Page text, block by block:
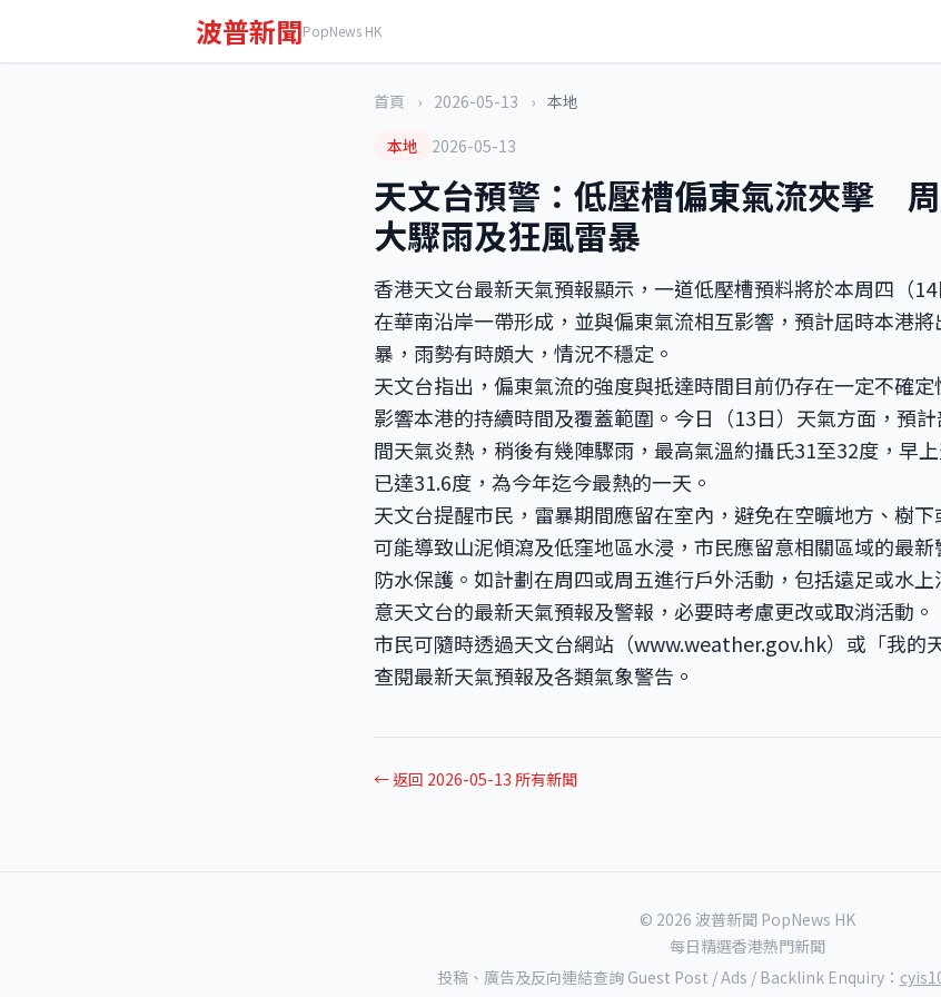
波普新聞PopNews HK
首頁 › 2026-05-13 › 本地
本地
2026-05-13
天文台預警：低壓槽偏東氣流夾擊
大驟雨及狂風雷暴
香港天文台最新天氣預報顯示，一道低壓槽預料將於本周四（14
在華南沿岸一帶形成，並與偏東氣流相互影響，預計屆時本港
暴，雨勢有時頗大，情況不穩定。
天文台指出，偏東氣流的強度與抵達時間目前仍存在一定不確
影響本港的持續時間及覆蓋範圍。今日（13日）天氣方面，預
間天氣炎熱，稍後有幾陣驟雨，最高氣溫約攝氏31至32度，早
已達31.6度，為今年迄今最熱的一天。
天文台提醒市民，雷暴期間應留在室內，避免在空曠地方、樹
可能導致山泥傾瀉及低窪地區水浸，市民應留意相關區域的最
防水保護。如計劃在周四或周五進行戶外活動，包括遠足或水
意天文台的最新天氣預報及警報，必要時考慮更改或取消活動。
市民可隨時透過天文台網站（www.weather.gov.hk）或「我的
查閱最新天氣預報及各類氣象警告。
← 返回 2026-05-13 所有新聞
© 2026 波普新聞 PopNews HK
每日精選香港熱門新聞
投稿、廣告及反向連結查詢 Guest Post / Ads / Backlink Enquiry：